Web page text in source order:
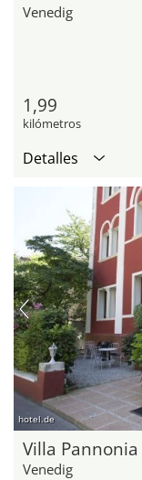
Venedig
1,99
kilómetros
Detalles
hotel.de
Villa Pannonia
Venedig